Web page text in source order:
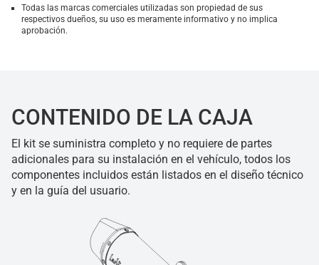
Todas las marcas comerciales utilizadas son propiedad de sus
respectivos dueños, su uso es meramente informativo y no implica
aprobación.
CONTENIDO DE LA CAJA
El kit se suministra completo y no requiere de partes
adicionales para su instalación en el vehículo, todos los
componentes incluidos están listados en el diseño técnico
y en la guía del usuario.